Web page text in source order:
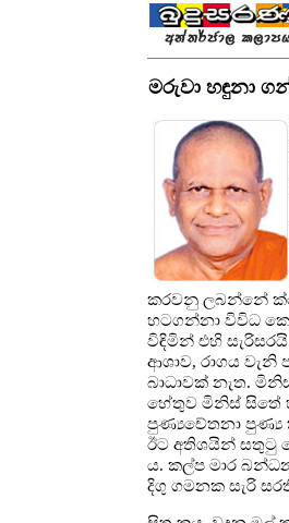
මරුවා හඳුනා
කරවනු ලබන්නේ
හටගන්නා විවිධ
විඳිමින් එහි
ආශාව, රාගය වැනි
බාධාවක් නැත.
හේතුව මිනිස් සිතේ
පුණ්‍යචේතනා පුණ්‍ය
ඊට අතිශයින් සතුටු
ය. කල්ප මාර
දිගු ගමනක සැරි